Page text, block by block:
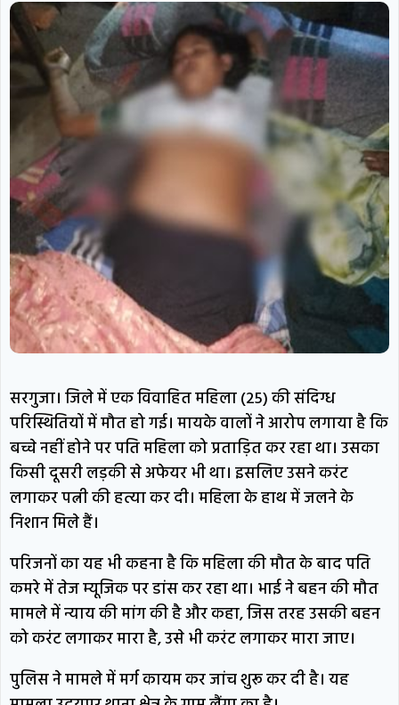
सरगुजा। जिले में एक विवाहित महिला (25) की संदिग्ध
परिस्थितियों में मौत हो गई। मायके वालों ने आरोप लगाया है कि
बच्चे नहीं होने पर पति महिला को प्रताड़ित कर रहा था। उसका
किसी दूसरी लड़की से अफेयर भी था। इसलिए उसने करंट
लगाकर पत्नी की हत्या कर दी। महिला के हाथ में जलने के
निशान मिले हैं।
परिजनों का यह भी कहना है कि महिला की मौत के बाद पति
कमरे में तेज म्यूजिक पर डांस कर रहा था। भाई ने बहन की मौत
मामले में न्याय की मांग की है और कहा, जिस तरह उसकी बहन
को करंट लगाकर मारा है, उसे भी करंट लगाकर मारा जाए।
पुलिस ने मामले में मर्ग कायम कर जांच शुरू कर दी है। यह